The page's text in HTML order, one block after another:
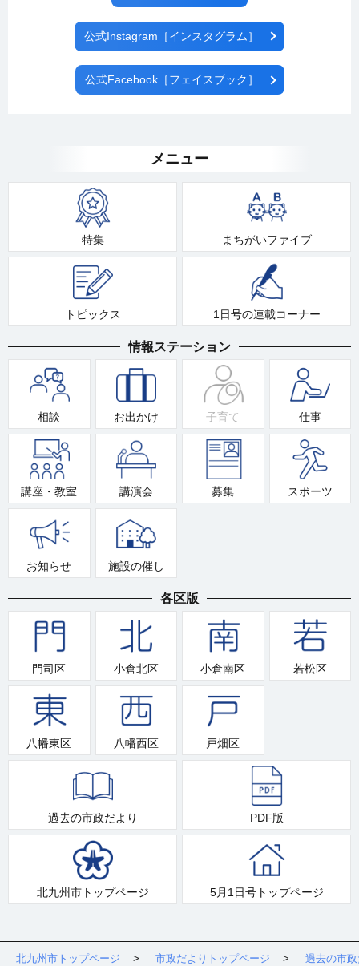
公式Instagram［インスタグラム］
公式Facebook［フェイスブック］
メニュー
特集 まちがいファイブ
トピックス 1日号の連載コーナー
情報ステーション
相談 お出かけ 子育て 仕事
講座・教室 講演会 募集 スポーツ
お知らせ 施設の催し
各区版
門司区 小倉北区 小倉南区 若松区
八幡東区 八幡西区 戸畑区
過去の市政だより PDF版
北九州市トップページ 5月1日号トップページ
北九州市トップページ 市政だよりトップページ 過去の市